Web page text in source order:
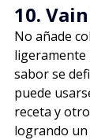
10.
No añade
ligeramente
sabor se
puede
receta y
logrando